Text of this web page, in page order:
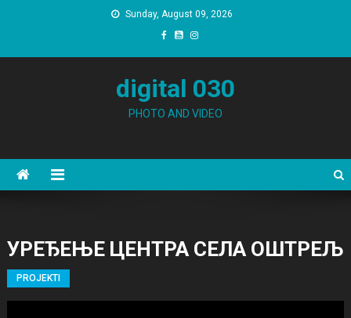
Sunday, August 09, 2026
digital 030
PHOTO AND VIDEO
УРЕЂЕЊЕ ЦЕНТРА СЕЛА ОШТРЕЉ
PROJEKTI